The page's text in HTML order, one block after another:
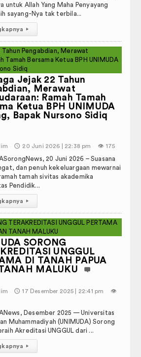
untuk Allah Yang Maha Penyayang
sayang-Nya tak terbila...
▸
Jejak 22 Tahun
Merawat
Ramah Tamah
Ketua BPH UNIMUDA
Bapak Nursono Sidiq
🕔 20 Juni 2026 | 22:38 pm 👁️ 175
20 Juni 2026 – Suasana
dan penuh kekeluargaan mewarnai
tamah sivitas akademika
Pendidik...
▸
SORONG
UNGGUL
DI TANAH PAPUA
MALUKU
🕔 17 Desember 2025 | 22:41 pm
👁️
Desember 2025 — Universitas
Muhammadiyah (UNIMUDA) Sorong
Akreditasi UNGGUL dari ...
▸